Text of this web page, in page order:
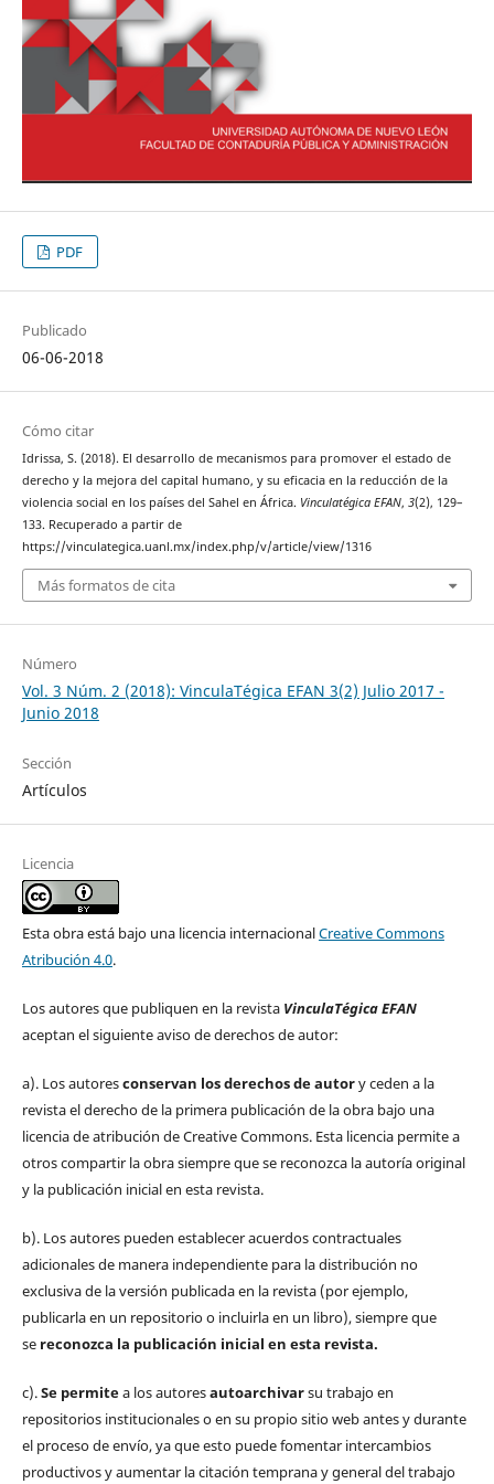
PDF
Publicado
06-06-2018
Cómo citar
Idrissa, S. (2018). El desarrollo de mecanismos para promover el estado de
derecho y la mejora del capital humano, y su eficacia en la reducción de la
violencia social en los países del Sahel en África. Vinculatégica EFAN, 3(2), 129–
133. Recuperado a partir de
https://vinculategica.uanl.mx/index.php/v/article/view/1316
Más formatos de cita
Número
Vol. 3 Núm. 2 (2018): VinculaTégica EFAN 3(2) Julio 2017 -
Junio 2018
Sección
Artículos
Licencia
Esta obra está bajo una licencia internacionalCreative Commons
Atribución 4.0.
Los autores que publiquen en la revista VinculaTégica EFAN
aceptan el siguiente aviso de derechos de autor:
a). Los autoresconservan los derechos de autory ceden a la
revista el derecho de la primera publicación de la obra bajo una
licencia de atribución de Creative Commons. Esta licencia permite a
otros compartir la obra siempre que se reconozca la autoría original
y la publicación inicial en esta revista.
b). Los autores pueden establecer acuerdos contractuales
adicionales de manera independiente para la distribución no
exclusiva de la versión publicada en la revista (por ejemplo,
publicarla en un repositorio o incluirla en un libro), siempre que
sereconozca la publicación inicial en esta revista.
c).Se permitea los autoresautoarchivarsu trabajo en
repositorios institucionales o en su propio sitio web antes y durante
el proceso de envío, ya que esto puede fomentar intercambios
productivos y aumentar la citación temprana y general del trabajo